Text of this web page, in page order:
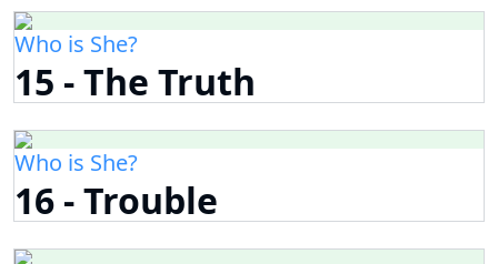
Who is She?
15 - The Truth
Who is She?
16 - Trouble